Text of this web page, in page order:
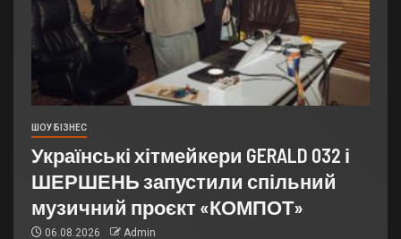
ШОУ БІЗНЕС
Українські хітмейкери GERALD 032 і
ШЕРШЕНЬ запустили спільний
музичний проєкт «КОМПОТ»
06.08.2026 Admin